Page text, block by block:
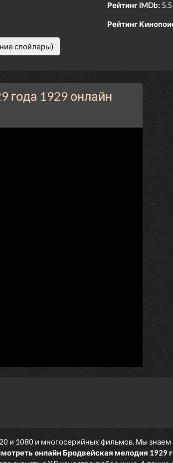
Рейтинг IMDb:
Рейтинг
спойлеры)
года 1929 онлайн
и 1080 и многосерийных фильмов. Мы знаем
онлайн Бродвейская мелодия 1929